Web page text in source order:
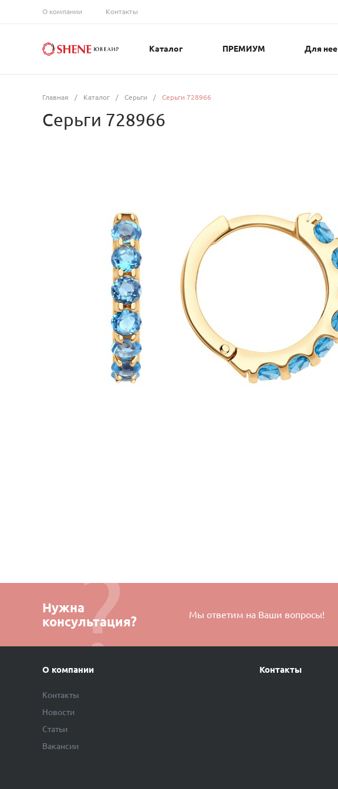
О компании Контакты
Каталог ПРЕМИУМ Для нее
Главная / Каталог / Серьги / Серьги 728966
Серьги 728966
Нужна
консультация?
Мы ответим на Ваши вопросы!
О компании
Контакты
Новости
Статьи
Вакансии
Контакты